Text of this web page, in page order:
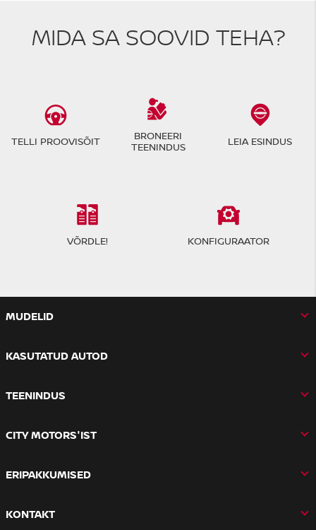
MIDA SA SOOVID TEHA?
TELLI PROOVISÕIT
BRONEERI
TEENINDUS
LEIA ESINDUS
VÕRDLE! KONFIGURAATOR
MUDELID
KASUTATUD AUTOD
TEENINDUS
CITY MOTORS'IST
ERIPAKKUMISED
KONTAKT